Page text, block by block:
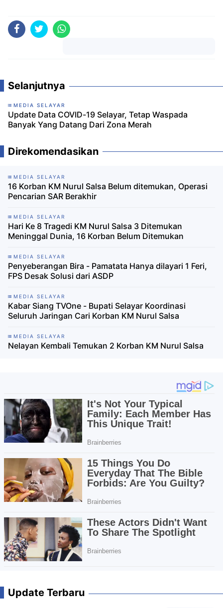
Selanjutnya
MEDIA SELAYAR
Update Data COVID-19 Selayar, Tetap Waspada
Banyak Yang Datang Dari Zona Merah
Direkomendasikan
MEDIA SELAYAR
16 Korban KM Nurul Salsa Belum ditemukan, Operasi
Pencarian SAR Berakhir
MEDIA SELAYAR
Hari Ke 8 Tragedi KM Nurul Salsa 3 Ditemukan
Meninggal Dunia, 16 Korban Belum Ditemukan
MEDIA SELAYAR
Penyeberangan Bira - Pamatata Hanya dilayari 1 Feri,
FPS Desak Solusi dari ASDP
MEDIA SELAYAR
Kabar Siang TVOne - Bupati Selayar Koordinasi
Seluruh Jaringan Cari Korban KM Nurul Salsa
MEDIA SELAYAR
Nelayan Kembali Temukan 2 Korban KM Nurul Salsa
Update Terbaru